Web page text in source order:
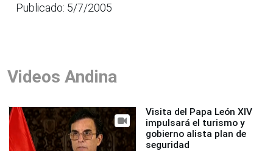
Publicado: 5/7/2005
Videos Andina
Visita del Papa León XIV
impulsará el turismo y
gobierno alista plan de
seguridad